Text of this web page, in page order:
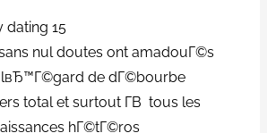
nul doutes ont amadouГ©s
lвЂ™Г©gard de dГ©bourbe
total et surtout Г­В tous les
hГ©tГ©ros